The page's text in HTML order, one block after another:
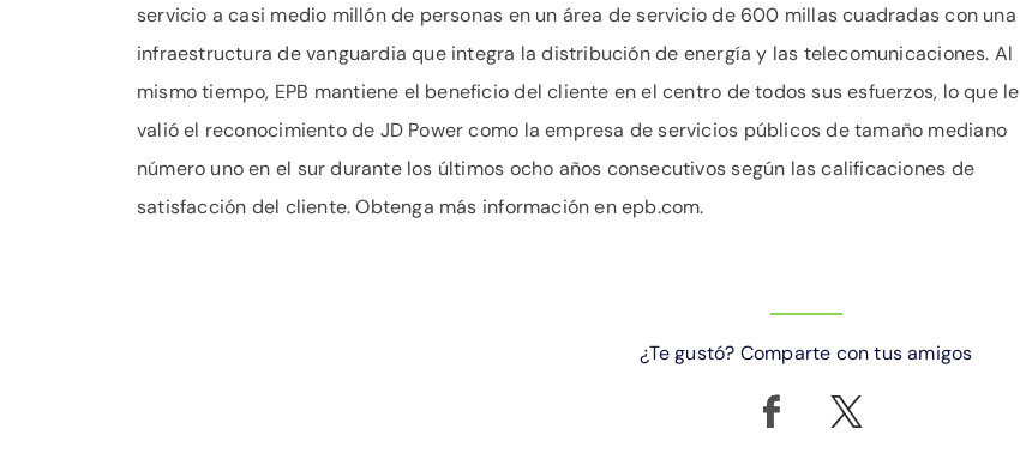
servicio a casi medio millón de personas en un área de servicio de 600 millas cuadradas con una
infraestructura de vanguardia que integra la distribución de energía y las telecomunicaciones. Al
mismo tiempo, EPB mantiene el beneficio del cliente en el centro de todos sus esfuerzos, lo que le
valió el reconocimiento de JD Power como la empresa de servicios públicos de tamaño mediano
número uno en el sur durante los últimos ocho años consecutivos según las calificaciones de
satisfacción del cliente. Obtenga más información en epb.com.
¿Te gustó? Comparte con tus amigos